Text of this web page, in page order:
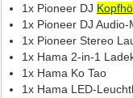
1x Pioneer DJ
1x Pioneer DJ
1x Pioneer Stereo
1x Hama 2‑in‑1
1x Hama Ko Tao
1x Hama